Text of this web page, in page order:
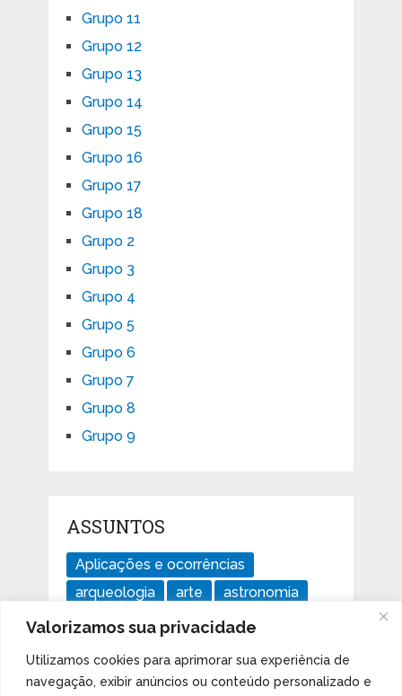
Valorizamos sua privacidade
Utilizamos cookies para aprimorar sua experiência de
navegação, exibir anúncios ou conteúdo personalizado e
Grupo 11
Grupo 12
Grupo 13
Grupo 14
Grupo 15
Grupo 16
Grupo 17
Grupo 18
Grupo 2
Grupo 3
Grupo 4
Grupo 5
Grupo 6
Grupo 7
Grupo 8
Grupo 9
ASSUNTOS
Aplicações e ocorrências
arqueologia
arte
astronomia
ensaios
geologia
Livros
mudanças climáticas